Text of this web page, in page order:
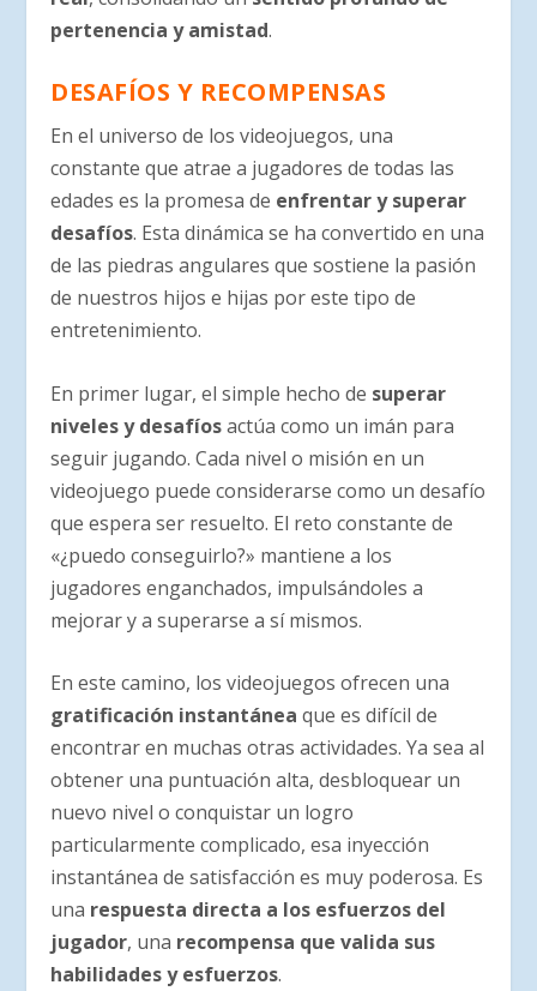
pertenencia y amistad.
DESAFÍOS Y RECOMPENSAS
En el universo de los videojuegos, una
constante que atrae a jugadores de todas las
edades es la promesa de enfrentar y superar
desafíos. Esta dinámica se ha convertido en una
de las piedras angulares que sostiene la pasión
de nuestros hijos e hijas por este tipo de
entretenimiento.
En primer lugar, el simple hecho de superar
niveles y desafíosactúa como un imán para
seguir jugando. Cada nivel o misión en un
videojuego puede considerarse como un desafío
que espera ser resuelto. El reto constante de
«¿puedo conseguirlo?» mantiene a los
jugadores enganchados, impulsándoles a
mejorar y a superarse a sí mismos.
En este camino, los videojuegos ofrecen una
gratificación instantánea que es difícil de
encontrar en muchas otras actividades. Ya sea al
obtener una puntuación alta, desbloquear un
nuevo nivel o conquistar un logro
particularmente complicado, esa inyección
instantánea de satisfacción es muy poderosa. Es
una respuesta directa a los esfuerzos del
jugador, una recompensa que valida sus
habilidades y esfuerzos.